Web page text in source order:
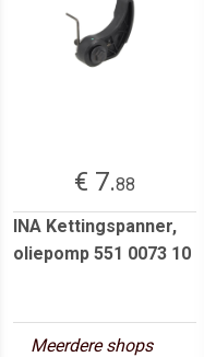
€ 7.88
INA Kettingspanner,
oliepomp 551 0073 10
Meerdere shops